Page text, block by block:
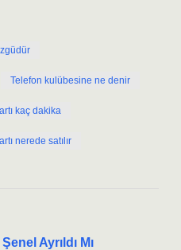
Telefon kulübesine ne denir
kaç dakika
nerede satılır
Ayrıldı Mı